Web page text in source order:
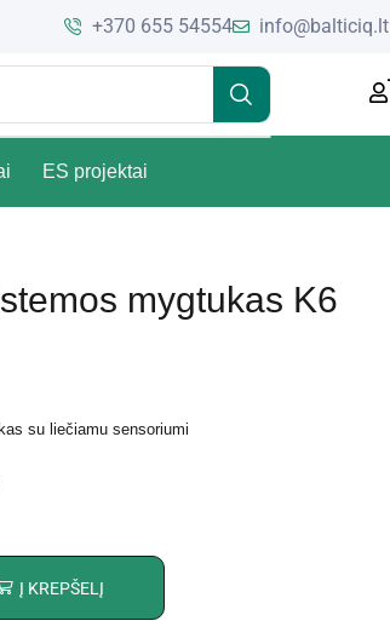
+370 655 54554 info@balticiq.lt
ES projektai
mygtukas K6
su liečiamu sensoriumi
Į KREPŠELĮ